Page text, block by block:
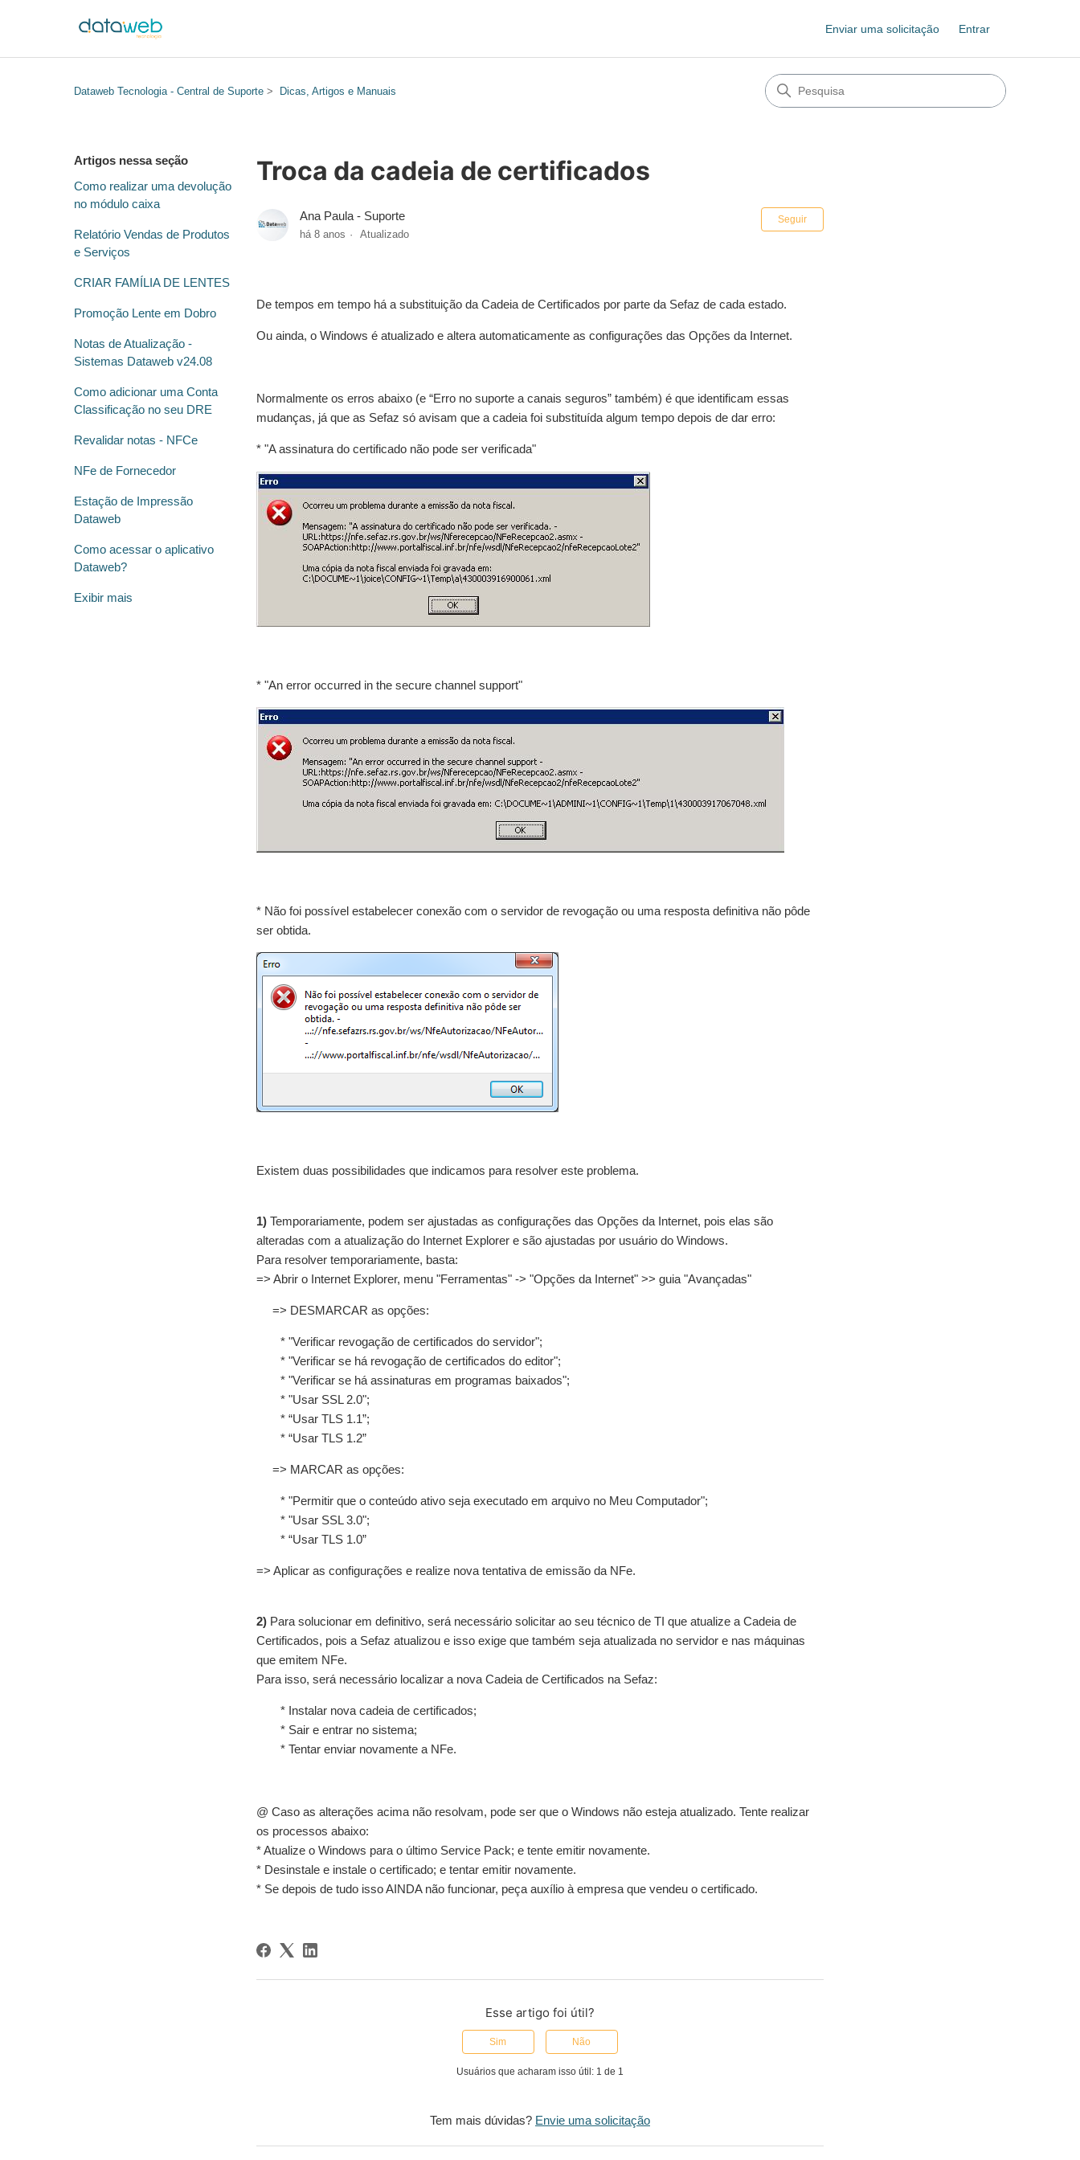
Enviar uma solicitação Entrar
Dataweb Tecnologia - Central de Suporte Dicas, Artigos e Manuais
Artigos nessa seção
Como realizar uma devolução
no módulo caixa
Relatório Vendas de Produtos
e Serviços
CRIAR FAMÍLIA DE LENTES
Promoção Lente em Dobro
Notas de Atualização -
Sistemas Dataweb v24.08
Como adicionar uma Conta
Classificação no seu DRE
Revalidar notas - NFCe
NFe de Fornecedor
Estação de Impressão
Dataweb
Como acessar o aplicativo
Dataweb?
Exibir mais
Troca da cadeia de certificados
Ana Paula - Suporte
há 8 anos Atualizado
Seguir
De tempos em tempo há a substituição da Cadeia de Certificados por parte da Sefaz de cada estado.
Ou ainda, o Windows é atualizado e altera automaticamente as configurações das Opções da Internet.
Normalmente os erros abaixo (e “Erro no suporte a canais seguros” também) é que identificam essas
mudanças, já que as Sefaz só avisam que a cadeia foi substituída algum tempo depois de dar erro:
* "A assinatura do certificado não pode ser verificada"
* "An error occurred in the secure channel support"
* Não foi possível estabelecer conexão com o servidor de revogação ou uma resposta definitiva não pôde
ser obtida.
Existem duas possibilidades que indicamos para resolver este problema.
1) Temporariamente, podem ser ajustadas as configurações das Opções da Internet, pois elas são
alteradas com a atualização do Internet Explorer e são ajustadas por usuário do Windows.
Para resolver temporariamente, basta:
=> Abrir o Internet Explorer, menu "Ferramentas" -> "Opções da Internet" >> guia "Avançadas"
=> DESMARCAR as opções:
* "Verificar revogação de certificados do servidor";
* "Verificar se há revogação de certificados do editor";
* "Verificar se há assinaturas em programas baixados";
* "Usar SSL 2.0";
* “Usar TLS 1.1”;
* “Usar TLS 1.2”
=> MARCAR as opções:
* "Permitir que o conteúdo ativo seja executado em arquivo no Meu Computador";
* "Usar SSL 3.0";
* “Usar TLS 1.0”
=> Aplicar as configurações e realize nova tentativa de emissão da NFe.
2) Para solucionar em definitivo, será necessário solicitar ao seu técnico de TI que atualize a Cadeia de
Certificados, pois a Sefaz atualizou e isso exige que também seja atualizada no servidor e nas máquinas
que emitem NFe.
Para isso, será necessário localizar a nova Cadeia de Certificados na Sefaz:
* Instalar nova cadeia de certificados;
* Sair e entrar no sistema;
* Tentar enviar novamente a NFe.
@ Caso as alterações acima não resolvam, pode ser que o Windows não esteja atualizado. Tente realizar
os processos abaixo:
* Atualize o Windows para o último Service Pack; e tente emitir novamente.
* Desinstale e instale o certificado; e tentar emitir novamente.
* Se depois de tudo isso AINDA não funcionar, peça auxílio à empresa que vendeu o certificado.
Esse artigo foi útil?
Sim Não
Usuários que acharam isso útil: 1 de 1
Tem mais dúvidas? Envie uma solicitação